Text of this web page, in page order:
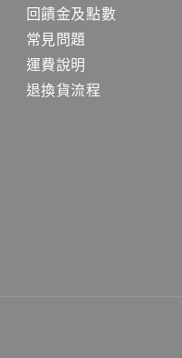
回饋金及點數
常見問題
運費說明
退換貨流程